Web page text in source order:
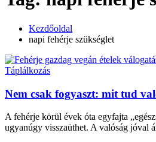
Kezdőoldal
napi fehérje szükséglet
Táplálkozás
Nem csak fogyaszt: mit tud
A fehérje körül évek óta egyfajta
ugyanúgy visszaüthet. A valóság jóval